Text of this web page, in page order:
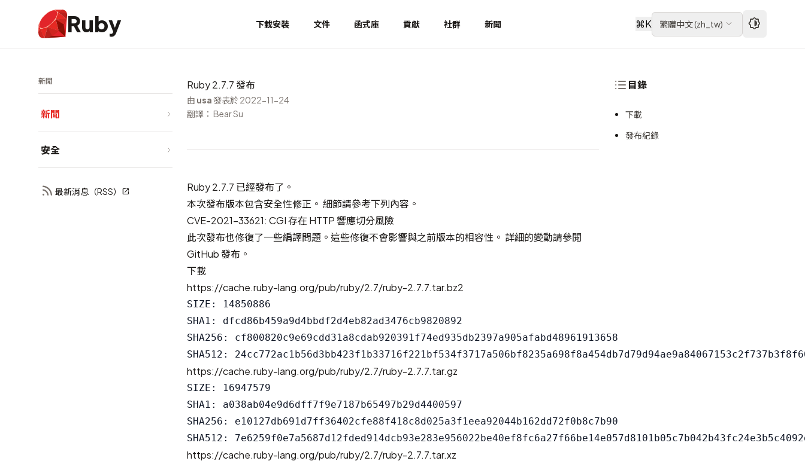
Ruby 下載安裝 文件 函式庫 貢獻 社群 新聞 ⌘K 繁體中文(zh_tw)
新聞
新聞
安全
最新消息（RSS）
Ruby 2.7.7 發布
由 usa發表於 2022-11-24
翻譯： Bear Su
Ruby 2.7.7 已經發布了。
本次發布版本包含安全性修正。 細節請參考下列內容。
CVE-2021-33621: CGI 存在 HTTP 響應切分風險
此次發布也修復了一些編譯問題。這些修復不會影響與之前版本的相容性。 詳細的變動請參閱
GitHub 發布 。
下載
https://cache.ruby-lang.org/pub/ruby/2.7/ruby-2.7.7.tar.bz2
SIZE: 14850886
SHA1: dfcd86b459a9d4bbdf2d4eb82ad3476cb9820892
SHA256: cf800820c9e69cdd31a8cdab920391f74ed935db2397a905afabd48961913658
https://cache.ruby-lang.org/pub/ruby/2.7/ruby-2.7.7.tar.gz
SIZE: 16947579
SHA1: a038ab04e9d6dff7f9e7187b65497b29d4400597
SHA256: e10127db691d7ff36402cfe88f418c8d025a3f1eea92044b162dd72f0b8c7b90
https://cache.ruby-lang.org/pub/ruby/2.7/ruby-2.7.7.tar.xz
目錄
下載
發布紀錄